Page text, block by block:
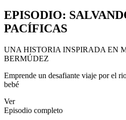
EPISODIO:
PACÍFICAS
UNA HISTORIA INSPIRADA EN
BERMÚDEZ
Emprende un desafiante viaje por el
bebé
Ver
Episodio completo